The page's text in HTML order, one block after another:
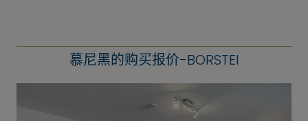
慕尼黑的购买报价-BORSTEI